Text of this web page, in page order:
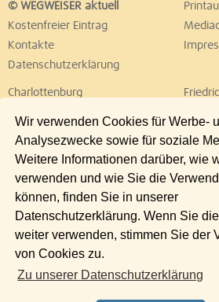
Wir verwenden Cookies für Werbe-
Analysezwecke sowie für soziale
Weitere Informationen darüber, wie
verwenden und wie Sie die
können, finden Sie in unserer
Datenschutzerklärung. Wenn Sie
weiter verwenden, stimmen Sie der
von Cookies zu.
Zu unserer Datenschutzerklärung
© WEGWEISER aktuell
Kostenfreier Eintrag
Kontakte
Datenschutzerklärung
Charlottenburg
Lichtenberg
Pankow
Reinickendorf
Spandau
Tempelhof
Treptow